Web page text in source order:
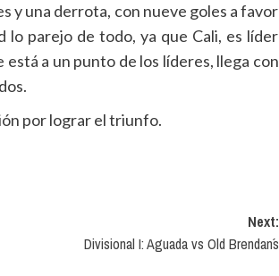
y una derrota, con nueve goles a favor
lo parejo de todo, ya que Cali, es líder
a un punto de los líderes, llega con
por lograr el triunfo.
Next:
Divisional I: Aguada vs Old Brendan´s